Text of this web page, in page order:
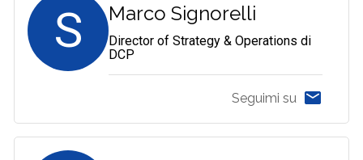
S Marco Signorelli
Director of Strategy & Operations di
DCP
Seguimi su